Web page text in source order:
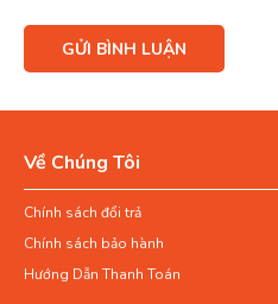
Về Chúng Tôi
Chính sách đổi trả
Chính sách bảo hành
Hướng Dẫn Thanh Toán